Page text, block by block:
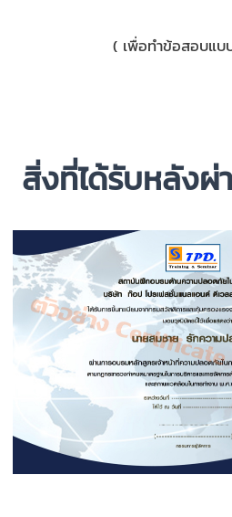
( เพื่อทำข้อสอบแบ
สิ่งที่ได้รับหลังผ่